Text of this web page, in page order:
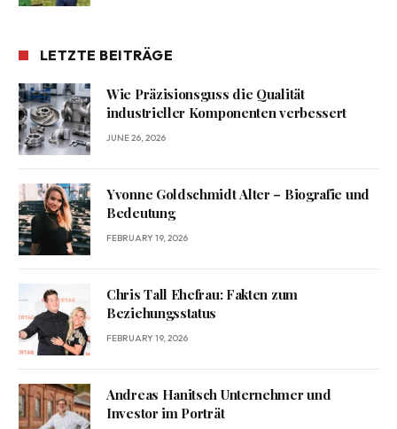
LETZTE BEITRÄGE
Wie Präzisionsguss die Qualität
industrieller Komponenten verbessert
JUNE 26, 2026
Yvonne Goldschmidt Alter – Biografie und
Bedeutung
FEBRUARY 19, 2026
Chris Tall Ehefrau: Fakten zum
Beziehungsstatus
FEBRUARY 19, 2026
Andreas Hanitsch Unternehmer und
Investor im Porträt